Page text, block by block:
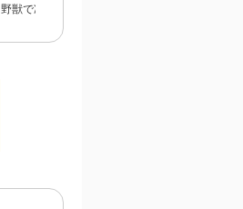
野獣で冷徹な旦那様は、
愛おしくて仕方ない